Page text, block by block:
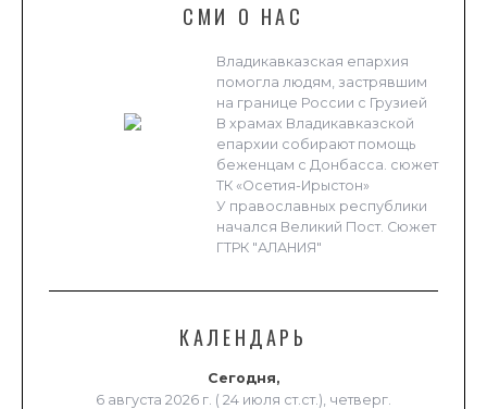
СМИ О НАС
Владикавказская епархия
помогла людям, застрявшим
на границе России с Грузией
В храмах Владикавказской
епархии собирают помощь
беженцам с Донбасса. сюжет
ТК «Осетия-Ирыстон»
У православных республики
начался Великий Пост. Сюжет
ГТРК "АЛАНИЯ"
КАЛЕНДАРЬ
Сегодня,
6 августа 2026 г. ( 24 июля ст.ст.), четверг.